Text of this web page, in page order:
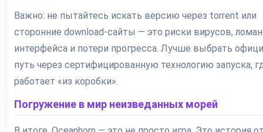
Важно: не пытайтесь искать версию через torrent или
сторонние download-сайты — это риски вирусов,
интерфейса и потери прогресса. Лучше выбрать
путь через сертифицированную технологию запуска,
работает «из коробки».
Погружение в мир неизведанных морей